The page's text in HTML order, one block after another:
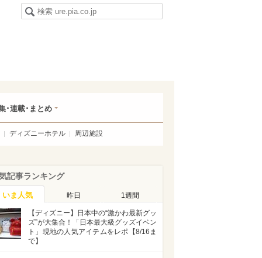
･連載･まとめ
ディズニーホテル 周辺施設
記事ランキング
いま人気 昨日 1週間
【ディズニー】日本中の“激かわ最新グッ
ズ”が大集合！「日本最大級グッズイベン
ト」現地の人気アイテムをレポ【8/16ま
で】